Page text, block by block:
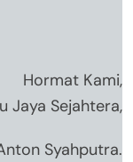
Hormat Kami,
Jaya Sejahtera,
Syahputra.